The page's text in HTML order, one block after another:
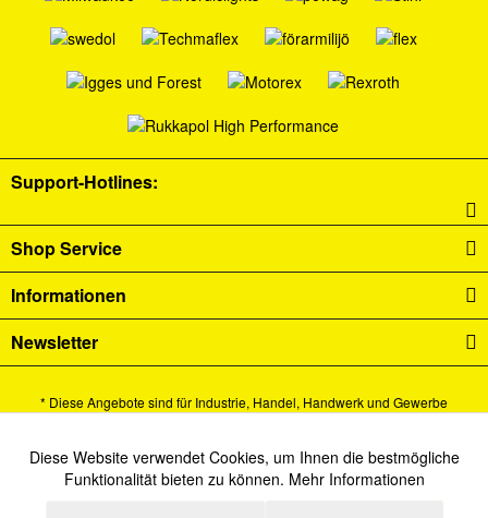
Support-Hotlines:
Shop Service
Informationen
Newsletter
* Diese Angebote sind für Industrie, Handel, Handwerk und Gewerbe
Alle Preise verstehen sich zzgl. Mehrwertsteuer undVersandkostenund ggf.
Nachnahmegebühren, wenn nicht anders beschrieben.
Funktionale Aktiv
Diese Website verwendet Cookies, um Ihnen die bestmögliche
Funktionalität bieten zu können. Mehr Informationen